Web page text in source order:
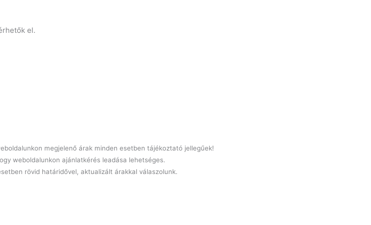
el.
megjelenő árak minden esetben tájékoztató jellegűek!
weboldalunkon ajánlatkérés leadása lehetséges.
rövid határidővel, aktualizált árakkal válaszolunk.